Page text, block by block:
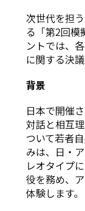
次世代を担
る「第2回模
ントでは、
に関する決
背景
日本で開催
対話と相互
ついて若者
みは、日・
レオタイプ
役を務め、
体験します。